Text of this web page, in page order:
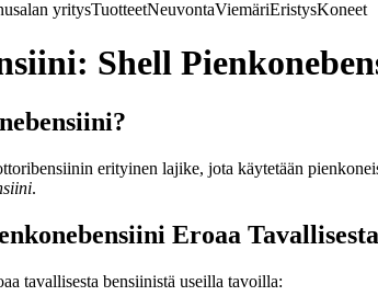
yritysTuotteetNeuvontaViemäriEristysKoneet
Shell
erityinen lajike, jota käytetään
.
Eroaa
tavallisesta bensiinistä useilla tavoilla: